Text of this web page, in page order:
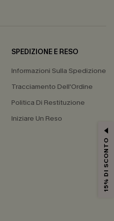
SPEDIZIONE E RESO
Informazioni Sulla Spedizione
Tracciamento Dell'Ordine
Politica Di Restituzione
Iniziare Un Reso
15% DI SCONTO